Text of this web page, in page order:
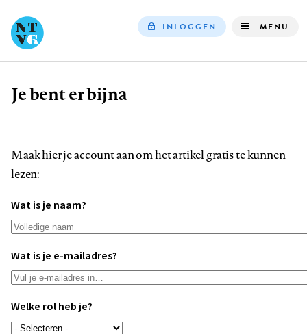
INLOGGEN MENU
Kruimelpad
Je bent er bijna
Maak hier je account aan om het artikel gratis te kunnen
lezen:
Wat is je naam?
Wat is je e-mailadres?
Welke rol heb je?